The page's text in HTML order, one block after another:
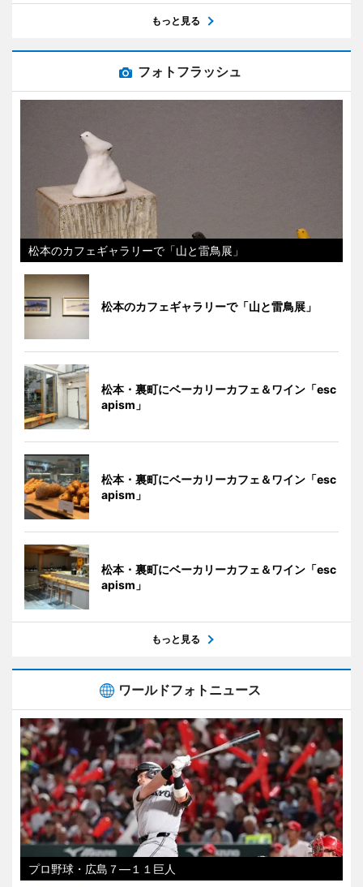
もっと見る
フォトフラッシュ
松本のカフェギャラリーで「山と雷鳥展」
松本のカフェギャラリーで「山と雷鳥展」
松本・裏町にベーカリーカフェ＆ワイン「esc
apism」
松本・裏町にベーカリーカフェ＆ワイン「esc
apism」
松本・裏町にベーカリーカフェ＆ワイン「esc
apism」
もっと見る
ワールドフォトニュース
プロ野球・広島７―１１巨人